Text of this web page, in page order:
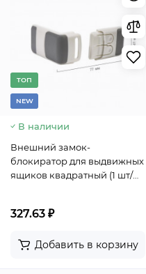
TОП
NEW
В наличии
Внешний замок-
блокиратор для выдвижных
ящиков квадратный (1 шт/
327.63 ₽
Добавить в корзину